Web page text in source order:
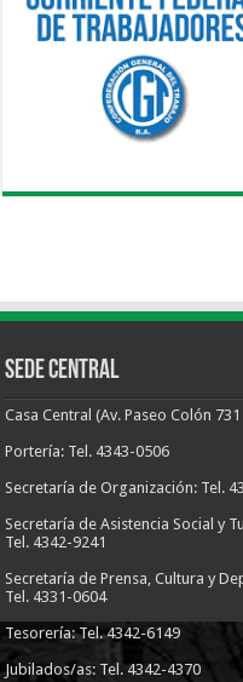
Sede Central
Casa Central (Av. Paseo Colón
Portería: Tel. 4343-0506
Secretaría de Organización: Tel.
Secretaría de Asistencia Social y
Tel. 4342-9241
Secretaría de Prensa, Cultura y
Tel. 4331-0604
Tesorería: Tel. 4342-6149
Jubilados/as: Tel. 4342-4370